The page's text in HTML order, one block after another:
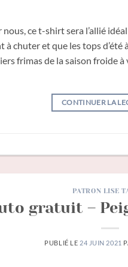
nous, ce t-shirt sera l’allié
chuter et que les tops d’été
frimas de la saison froide
CONTINUER LA
PATRON LISE
gratuit –
PUBLIÉ LE 24 JUIN 2021